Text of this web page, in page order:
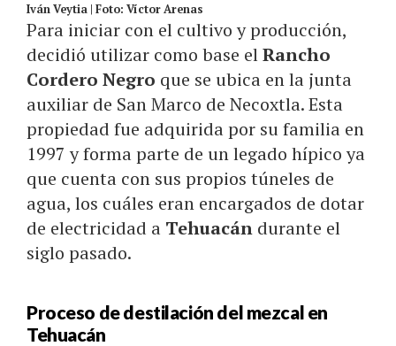
Iván Veytia | Foto: Víctor Arenas
Para iniciar con el cultivo y producción,
decidió utilizar como base elRancho
Cordero Negro que se ubica en la junta
auxiliar de San Marco de Necoxtla. Esta
propiedad fue adquirida por su familia en
1997 y forma parte de un legado hípico ya
que cuenta con sus propios túneles de
agua, los cuáles eran encargados de dotar
de electricidad a Tehuacán durante el
siglo pasado.
Proceso de destilación del mezcal en
Tehuacán